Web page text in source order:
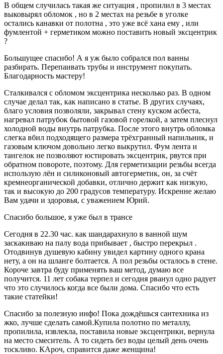
В общем случилась такая же ситуация , пропилил в 3 местах
выковырял обломок , но в 2 местах на резьбе в уголке
остались канавки от полотна , это уже всё хана ему , или
фумлентой + герметиком можно поставить новый эксцентрик
?
Большущее спасибо! А я уж было собрался пол ванны
разбирать. Перепаивать трубы и инструмент покупать.
Благодарность мастеру!
Сталкивался с обломом эксцентрика несколько раз. В одном
случае делал так, как написано в статье. В других случаях,
благо условия позволяли, закрывал стену куском асбеста,
нагревал патрубок бытовой газовой горелкой, а затем плеснул
холодной воды внутрь патрубка. После этого внутрь обломка
слегка вбил подходящего размера трёхгранный напильник, и
газовым ключом довольно легко выкрутил. Фум лента и
тангелок не позволяют юстировать эксцентрик, рвутся при
обратном повороте, поэтому. Для герметизации резьбы всегда
использую лён и силиконовый автогерметик, он, за счёт
кремнеорганической добавки, отлично держит как низкую,
так и высокую до 200 градусов температуру. Искренне желаю
Вам удачи и здоровья, с уважением Юрий.
Спасибо большое, я уже был в трансе
Сегодня в 22.30 час. как шандарахнуло в ванной шум
заскакиваю на палу вода прибывает , быстро перекрыл .
Отодвинув душевую кабину увидел картину одного крана
нету, а он на шланге болтается. А пол резьбы осталось в стене.
Короче завтра буду применять ваш метод, думаю все
получится. 11 лет собака терпел и сегодня рванул одно радует
что это случилось когда все были дома. Спасибо что есть
такие статейки!
Спасибо за полезную инфо! Пока дождёшься сантехника из
жко, лучше сделать самой.Купила полотно по металлу,
пропилила, извлекла, поставила новые эксцентрики, вернула
на место смеситель. А то сидеть без воды целый день очень
тоскливо. КАроч, справится даже женщина!